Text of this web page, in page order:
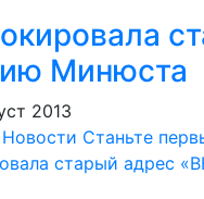
Минюста
2013
Новости Станьте